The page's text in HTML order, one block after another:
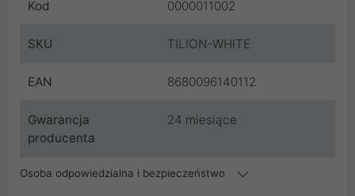
Kod 0000011002
SKU TILION-WHITE
EAN 8680096140112
Gwarancja
producenta
24 miesiące
Osoba odpowiedzialna i bezpieczeństwo